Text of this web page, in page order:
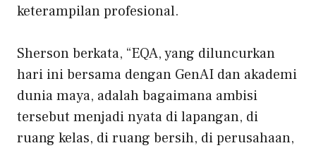
keterampilan profesional.
Sherson berkata, “EQA, yang diluncurkan
hari ini bersama dengan GenAI dan akademi
dunia maya, adalah bagaimana ambisi
tersebut menjadi nyata di lapangan, di
ruang kelas, di ruang bersih, di perusahaan,